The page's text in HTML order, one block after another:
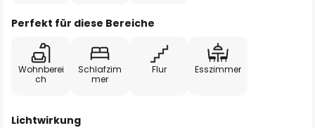
Perfekt für diese Bereiche
Wohnberei
ch
Schlafzim
mer
Flur Esszimmer
Lichtwirkung